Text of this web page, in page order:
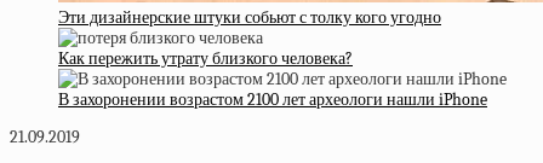
Эти дизайнерские штуки собьют с толку кого угодно
Как пережить утрату близкого человека?
В захоронении возрастом 2100 лет археологи нашли iPhone
21.09.2019